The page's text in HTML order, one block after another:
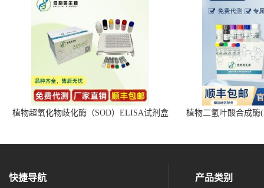
植物超氧化物歧化酶（SOD）ELISA试剂盒 植物二氢叶酸合成酶
快捷导航 产品类别